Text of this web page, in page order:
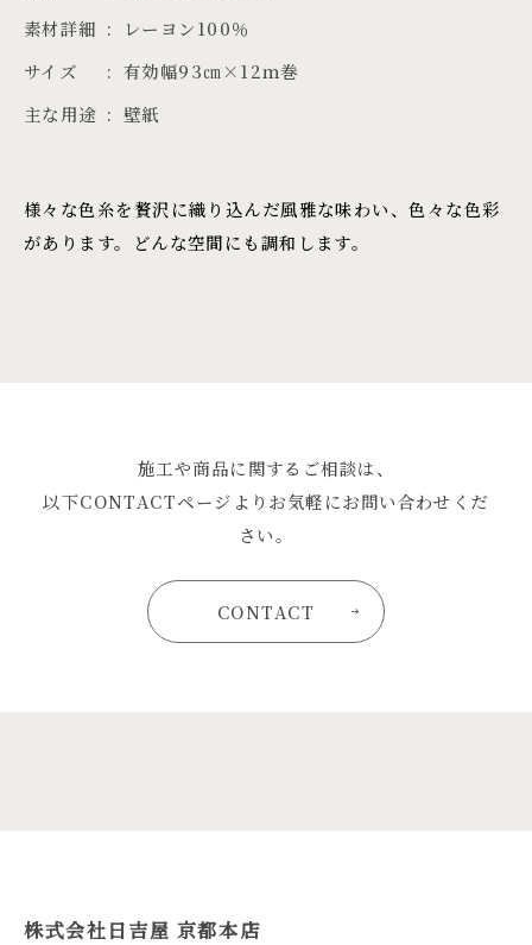
素材詳細
レーヨン100％
サイズ
有効幅93㎝×12ｍ巻
主な用途
壁紙
様々な色糸を贅沢に織り込んだ風雅な味わい、色々な色彩
があります。どんな空間にも調和します。
施工や商品に関するご相談は、
以下CONTACTページよりお気軽にお問い合わせくだ
さい。
CONTACT
株式会社日吉屋 京都本店